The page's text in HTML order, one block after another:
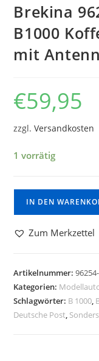
Brekina
B1000
mit
€59,95
zzgl.Versandkosten
1 vorrätig
IN DEN
Zum Merkzettel
Artikelnummer:
Kategorien:
Schlagwörter: B 1000,
Deutsche Post,